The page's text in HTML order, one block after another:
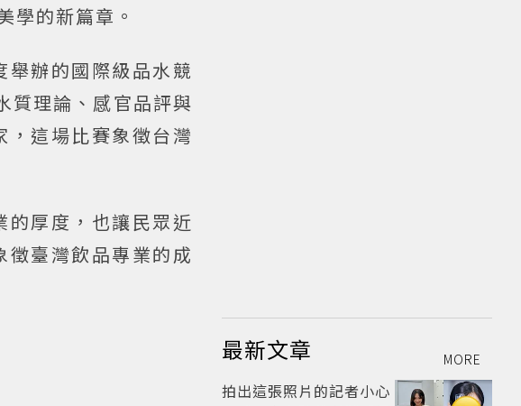
學的新篇章。
辦的國際級品水競
理論、感官品評與
這場比賽象徵台灣
厚度，也讓民眾近
臺灣飲品專業的成
最新文章 MORE
拍出這張照片的記者小心